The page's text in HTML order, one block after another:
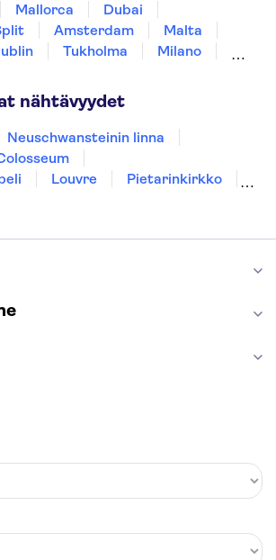
Mallorca
Dubai
Amsterdam
Malta
Tukholma
Milano
Rovaniemi
Tallinna
nähtävyydet
Neuschwansteinin linna
Louvre
Pietarinkirkko
Montmartre